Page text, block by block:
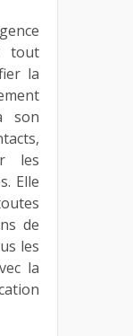
tout
la
son
les
Elle
de
les
la